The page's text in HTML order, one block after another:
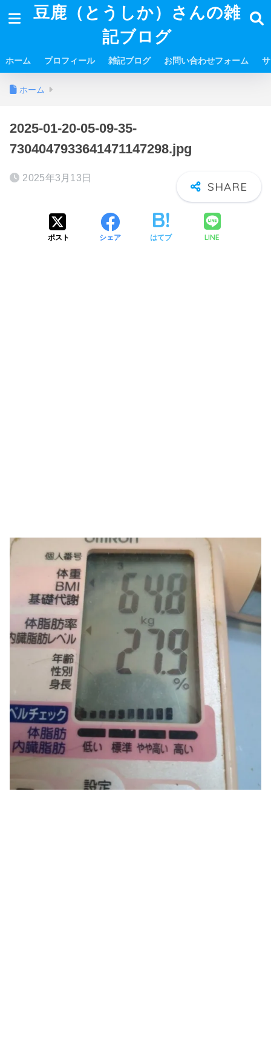
豆鹿（とうしか）さんの雑
記ブログ
ホーム プロフィール 雑記ブログ お問い合わせフォーム
ホーム
2025-01-20-05-09-35-
7304047933641471147298.jpg
2025年3月13日
ポスト シェア はてブ LINE